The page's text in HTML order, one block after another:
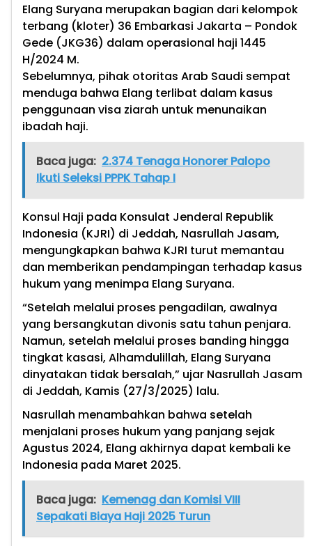
Elang Suryana merupakan bagian dari kelompok
terbang (kloter) 36 Embarkasi Jakarta – Pondok
Gede (JKG36) dalam operasional haji 1445
H/2024 M.
Sebelumnya, pihak otoritas Arab Saudi sempat
menduga bahwa Elang terlibat dalam kasus
penggunaan visa ziarah untuk menunaikan
ibadah haji.
Baca juga: 2.374 Tenaga Honorer Palopo
Ikuti Seleksi PPPK Tahap I
Konsul Haji pada Konsulat Jenderal Republik
Indonesia (KJRI) di Jeddah, Nasrullah Jasam,
mengungkapkan bahwa KJRI turut memantau
dan memberikan pendampingan terhadap kasus
hukum yang menimpa Elang Suryana.
“Setelah melalui proses pengadilan, awalnya
yang bersangkutan divonis satu tahun penjara.
Namun, setelah melalui proses banding hingga
tingkat kasasi, Alhamdulillah, Elang Suryana
dinyatakan tidak bersalah,” ujar Nasrullah Jasam
di Jeddah, Kamis (27/3/2025) lalu.
Nasrullah menambahkan bahwa setelah
menjalani proses hukum yang panjang sejak
Agustus 2024, Elang akhirnya dapat kembali ke
Indonesia pada Maret 2025.
Baca juga: Kemenag dan Komisi VIII
Sepakati Biaya Haji 2025 Turun